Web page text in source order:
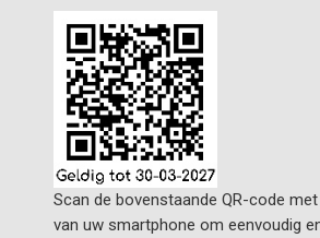
Scan de bovenstaande QR-code
van uw smartphone om eenvoudig